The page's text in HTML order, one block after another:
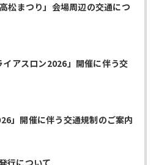
松まつり」会場周辺の交通につ
アスロン2026」開催に伴う交
」開催に伴う交通規制のご案内
行について